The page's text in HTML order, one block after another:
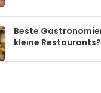
Beste
kleine Restaurants?